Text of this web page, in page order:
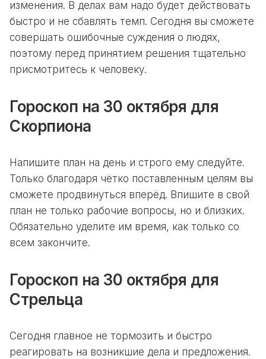
изменения. В делах вам надо будет действовать
быстро и не сбавлять темп. Сегодня вы сможете
совершать ошибочные суждения о людях,
поэтому перед принятием решения тщательно
присмотритесь к человеку.
Гороскоп на 30 октября для
Скорпиона
Напишите план на день и строго ему следуйте.
Только благодаря чётко поставленным целям вы
сможете продвинуться вперёд. Впишите в свой
план не только рабочие вопросы, но и близких.
Обязательно уделите им время, как только со
всем закончите.
Гороскоп на 30 октября для
Стрельца
Сегодня главное не тормозить и быстро
реагировать на возникшие дела и предложения.